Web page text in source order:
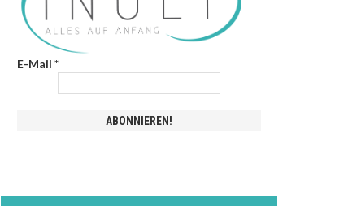
E-Mail *